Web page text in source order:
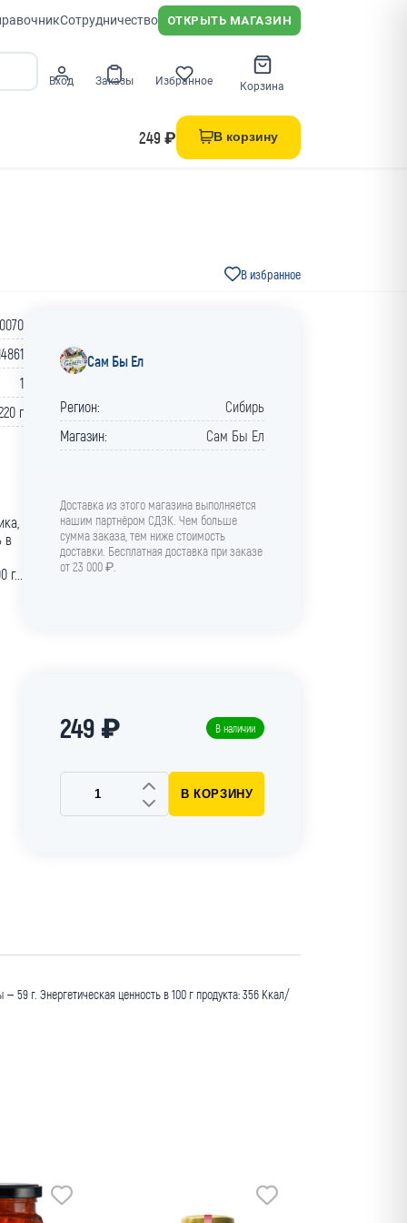
Сотрудничество ОТКРЫТЬ МАГАЗИН
Вход Заказы Избранное Корзина
249 ₽ В корзину
В избранное
1
г
в
Сам Бы Ел
Регион:
Сибирь
Магазин:
Сам Бы Ел
Доставка из этого магазина выполняется
нашим партнёром СДЭК. Чем больше
сумма заказа, тем ниже стоимость
доставки. Бесплатная доставка при заказе
от 23 000 ₽.
249 ₽ В наличии
В КОРЗИНУ
59 г. Энергетическая ценность в 100 г продукта: 356 Ккал/